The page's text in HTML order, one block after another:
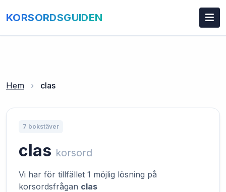
KORSORDSGUIDEN
Hem › clas
7 bokstäver
clas korsord
Vi har för tillfället 1 möjlig lösning på
korsordsfrågan clas